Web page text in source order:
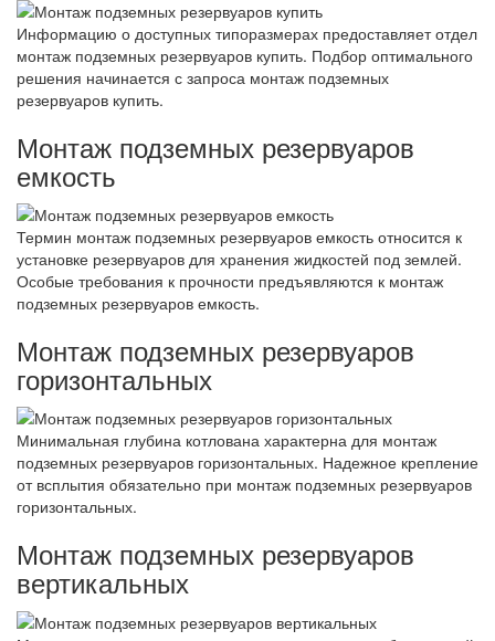
Информацию о доступных типоразмерах предоставляет отдел
монтаж подземных резервуаров купить. Подбор оптимального
решения начинается с запроса монтаж подземных
резервуаров купить.
Монтаж подземных резервуаров
емкость
Термин монтаж подземных резервуаров емкость относится к
установке резервуаров для хранения жидкостей под землей.
Особые требования к прочности предъявляются к монтаж
подземных резервуаров емкость.
Монтаж подземных резервуаров
горизонтальных
Минимальная глубина котлована характерна для монтаж
подземных резервуаров горизонтальных. Надежное крепление
от всплытия обязательно при монтаж подземных резервуаров
горизонтальных.
Монтаж подземных резервуаров
вертикальных